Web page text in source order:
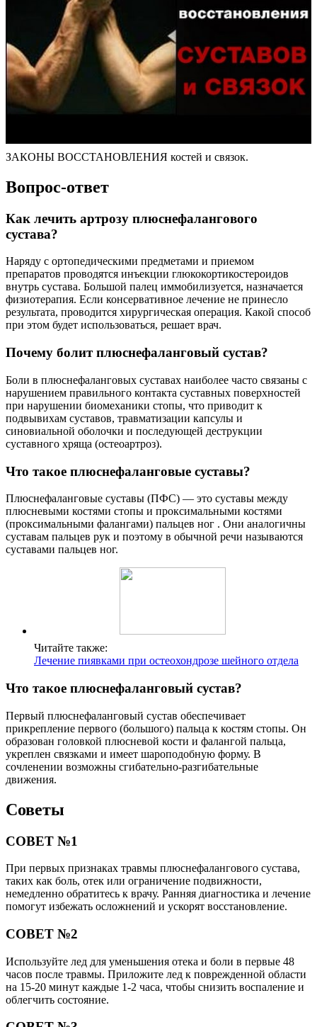
ЗАКОНЫ ВОССТАНОВЛЕНИЯ костей и связок.
Вопрос-ответ
Как лечить артрозу плюснефалангового
сустава?
Наряду с ортопедическими предметами и приемом
препаратов проводятся инъекции глюкокортикостероидов
внутрь сустава. Большой палец иммобилизуется, назначается
физиотерапия. Если консервативное лечение не принесло
результата, проводится хирургическая операция. Какой способ
при этом будет использоваться, решает врач.
Почему болит плюснефаланговый сустав?
Боли в плюснефаланговых суставах наиболее часто связаны с
нарушением правильного контакта суставных поверхностей
при нарушении биомеханики стопы, что приводит к
подвывихам суставов, травматизации капсулы и
синовиальной оболочки и последующей деструкции
суставного хряща (остеоартроз).
Что такое плюснефаланговые суставы?
Плюснефаланговые суставы (ПФС) — это суставы между
плюсневыми костями стопы и проксимальными костями
(проксимальными фалангами) пальцев ног . Они аналогичны
суставам пальцев рук и поэтому в обычной речи называются
суставами пальцев ног.
Читайте также:
Лечение пиявками при остеохондрозе шейного отдела
Что такое плюснефаланговый сустав?
Первый плюснефаланговый сустав обеспечивает
прикрепление первого (большого) пальца к костям стопы. Он
образован головкой плюсневой кости и фалангой пальца,
укреплен связками и имеет шароподобную форму. В
сочленении возможны сгибательно-разгибательные
движения.
Советы
СОВЕТ №1
При первых признаках травмы плюснефалангового сустава,
таких как боль, отек или ограничение подвижности,
немедленно обратитесь к врачу. Ранняя диагностика и лечение
помогут избежать осложнений и ускорят восстановление.
СОВЕТ №2
Используйте лед для уменьшения отека и боли в первые 48
часов после травмы. Приложите лед к поврежденной области
на 15-20 минут каждые 1-2 часа, чтобы снизить воспаление и
облегчить состояние.